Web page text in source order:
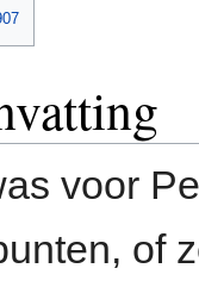
voor
of